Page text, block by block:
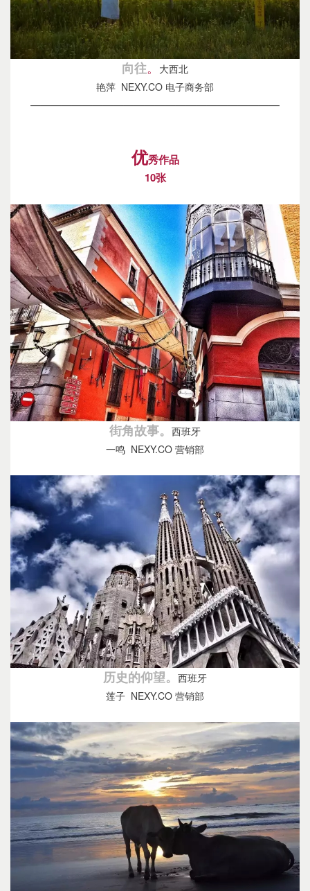
向往。
大西北
艳萍 NEXY.CO 电子商务部
————————————————————————
优秀作品
10张
街角故事。 西班牙
一鸣 NEXY.CO 营销部
历史的仰望。 西班牙
莲子 NEXY.CO 营销部